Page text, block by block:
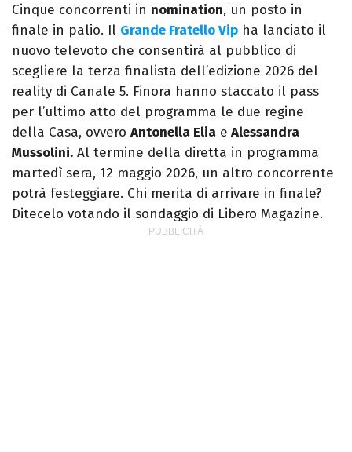
Cinque concorrenti in nomination, un posto in
finale in palio. Il Grande Fratello Vip ha lanciato il
nuovo televoto che consentirà al pubblico di
scegliere la terza finalista dell’edizione 2026 del
reality di Canale 5. Finora hanno staccato il pass
per l’ultimo atto del programma le due regine
della Casa, ovvero Antonella Elia e Alessandra
Mussolini. Al termine della diretta in programma
martedì sera, 12 maggio 2026, un altro concorrente
potrà festeggiare. Chi merita di arrivare in finale?
Ditecelo votando il sondaggio di Libero Magazine.